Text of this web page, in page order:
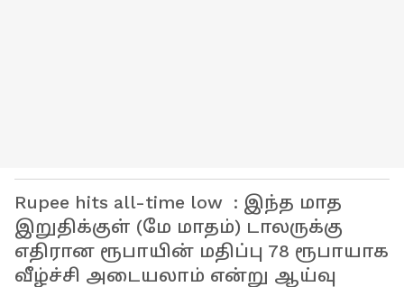
Rupee hits all-time low : இந்த மாத
இறுதிக்குள் (மே மாதம்) டாலருக்கு
எதிரான ரூபாயின் மதிப்பு 78 ரூபாயாக
வீழ்ச்சி அடையலாம் என்று ஆய்வு